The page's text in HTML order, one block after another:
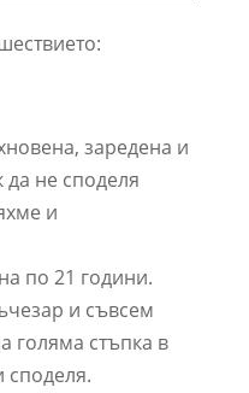
заредена и
не споделя
и
по 21 години.
и съвсем
голяма стъпка в
споделя.